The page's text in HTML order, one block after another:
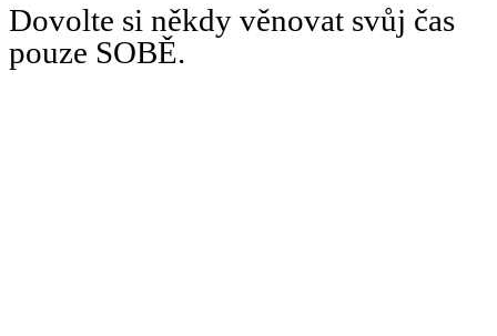
Dovolte si někdy věnovat svůj čas
pouze SOBĚ.